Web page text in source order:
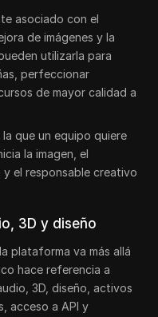
asociado con el
de imágenes y la
utilizarla para
perfeccionar
de mayor calidad a
que un equipo quiere
la imagen, el
y el responsable creativo
3D y diseño
plataforma va más allá
hace referencia a
3D, diseño, activos
acceso a API y